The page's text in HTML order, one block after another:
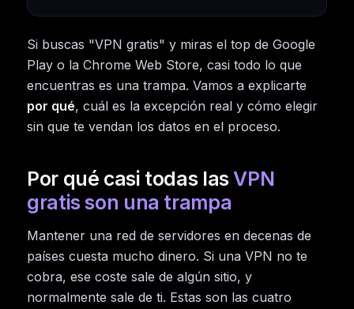
Si buscas "VPN gratis" y miras el top de Google
Play o la Chrome Web Store, casi todo lo que
encuentras es una trampa. Vamos a explicarte
por qué, cuál es la excepción real y cómo elegir
sin que te vendan los datos en el proceso.
Por qué casi todas lasVPN
gratis son una trampa
Mantener una red de servidores en decenas de
países cuesta mucho dinero. Si una VPN no te
cobra, ese coste sale de algún sitio, y
normalmente sale de ti. Estas son las cuatro